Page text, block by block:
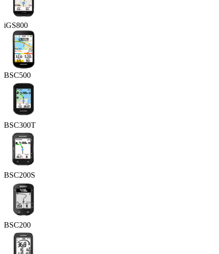
iGS800
BSC500
BSC300T
BSC200S
BSC200